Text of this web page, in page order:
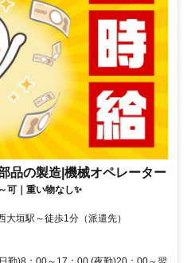
品の製造|機械オペレーター
可｜重い物なし✨
垣駅～徒歩1分（派遣先）